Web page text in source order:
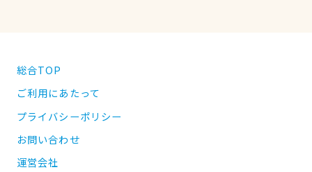
総合TOP
ご利用にあたって
プライバシーポリシー
お問い合わせ
運営会社